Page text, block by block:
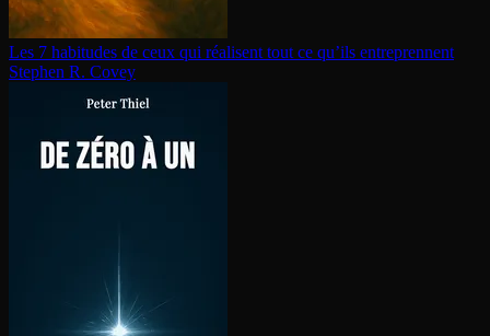
Les 7 habitudes de ceux qui réalisent tout ce qu’ils en­tre­prennent
Stephen R. Covey